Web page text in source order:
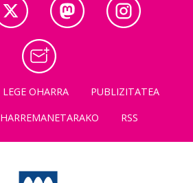
LEGE OHARRA
PUBLIZITATEA
HARREMANETARAKO RSS